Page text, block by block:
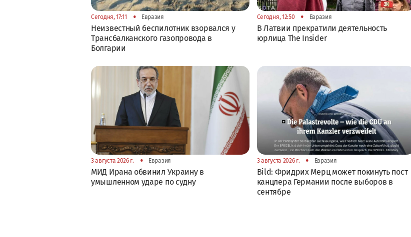
Сегодня, 17:11 • Евразия
Неизвестный беспилотник взорвался у
Трансбалканского газопровода в
Болгарии
Сегодня, 12:50 • Евразия
В Латвии прекратили деятельность
юрлица The Insider
3 августа 2026 г. • Евразия
МИД Ирана обвинил Украину в
умышленном ударе по судну
3 августа 2026 г. • Евразия
Bild: Фридрих Мерц может покинуть пост
канцлера Германии после выборов в
сентябре